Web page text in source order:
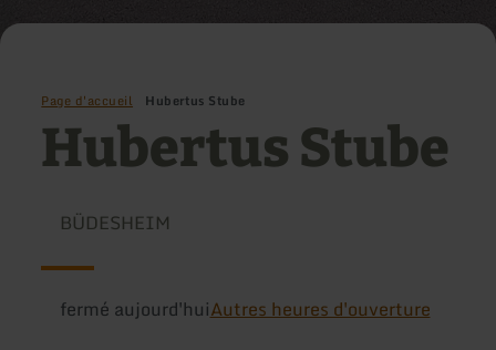
Page d'accueil Hubertus Stube
Hubertus Stube
BÜDESHEIM
fermé aujourd'huiAutres heures d'ouverture